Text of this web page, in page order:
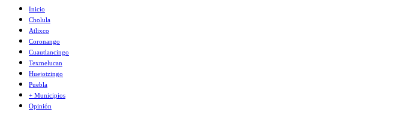
Inicio
Cholula
Atlixco
Coronango
Cuautlancingo
Texmelucan
Huejotzingo
Puebla
+ Municipios
Opinión